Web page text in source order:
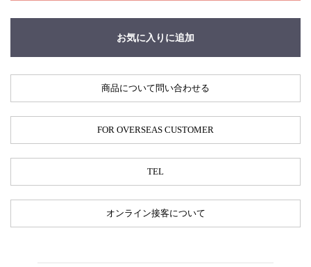
お気に入りに追加
商品について問い合わせる
FOR OVERSEAS CUSTOMER
TEL
オンライン接客について